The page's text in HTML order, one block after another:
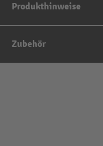
Produkthinweise
Zubehör